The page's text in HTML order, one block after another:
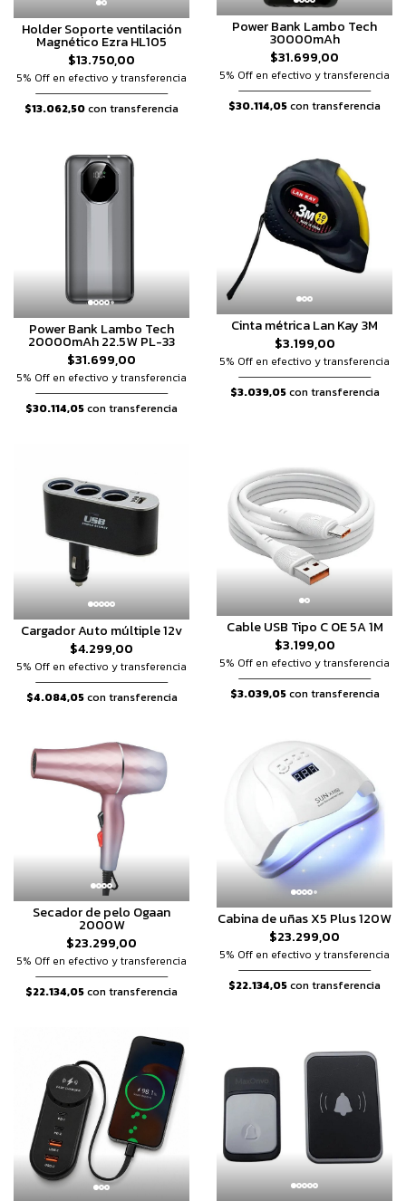
Holder Soporte ventilación
Magnético Ezra HL105
$13.750,00
5% Off en efectivo y transferencia
$13.062,50con transferencia
Power Bank Lambo Tech
30000mAh
$31.699,00
5% Off en efectivo y transferencia
$30.114,05con transferencia
Power Bank Lambo Tech
20000mAh 22.5W PL-33
$31.699,00
5% Off en efectivo y transferencia
$30.114,05con transferencia
Cinta métrica Lan Kay 3M
$3.199,00
5% Off en efectivo y transferencia
$3.039,05con transferencia
Cargador Auto múltiple 12v
$4.299,00
5% Off en efectivo y transferencia
$4.084,05con transferencia
Cable USB Tipo C OE 5A 1M
$3.199,00
5% Off en efectivo y transferencia
$3.039,05con transferencia
Secador de pelo Ogaan
2000W
$23.299,00
5% Off en efectivo y transferencia
$22.134,05con transferencia
Cabina de uñas X5 Plus 120W
$23.299,00
5% Off en efectivo y transferencia
$22.134,05con transferencia